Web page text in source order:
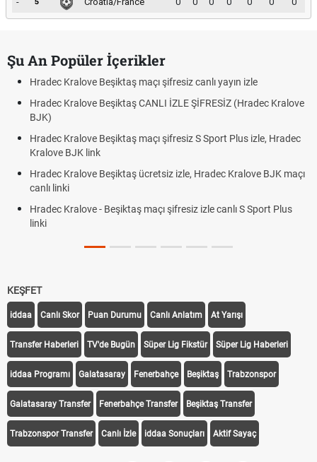
Şu An Popüler İçerikler
Hradec Kralove Beşiktaş maçı şifresiz canlı yayın izle
Hradec Kralove Beşiktaş CANLI İZLE ŞİFRESİZ (Hradec Kralove
BJK)
Hradec Kralove Beşiktaş maçı şifresiz S Sport Plus izle, Hradec
Kralove BJK link
Hradec Kralove Beşiktaş ücretsiz izle, Hradec Kralove BJK maçı
canlı linki
Hradec Kralove - Beşiktaş maçı şifresiz izle canlı S Sport Plus
linki
KEŞFET
iddaa Canlı Skor Puan Durumu Canlı Anlatım At Yarışı
Transfer Haberleri TV'de Bugün Süper Lig Fikstür Süper Lig Haberleri
iddaa Programı Galatasaray Fenerbahçe Beşiktaş Trabzonspor
Galatasaray Transfer Fenerbahçe Transfer Beşiktaş Transfer
Trabzonspor Transfer Canlı İzle iddaa Sonuçları Aktif Sayaç